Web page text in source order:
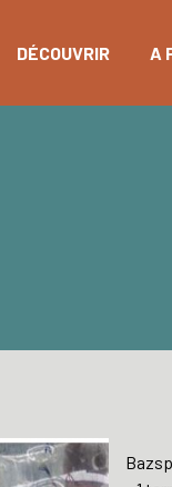
DÉCOUVRIR A